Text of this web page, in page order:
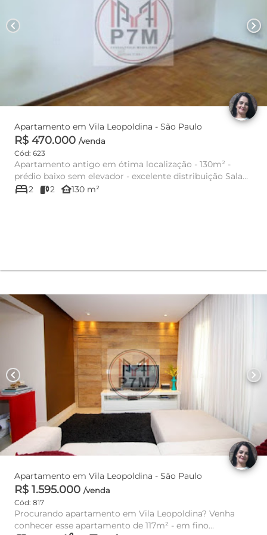
chevron_left chevron_right
Apartamento em Vila Leopoldina - São Paulo
R$ 470.000 /venda
Cód: 623
Apartamento antigo em ótima localização - 130m² -
prédio baixo sem elevador - excelente distribuição Sala
ampla para 2 a...
bed2 2 other_houses130 m²
chevron_left chevron_right
Apartamento em Vila Leopoldina - São Paulo
R$ 1.595.000 /venda
Cód: 817
Procurando apartamento em Vila Leopoldina? Venha
conhecer esse apartamento de 117m² - em fino